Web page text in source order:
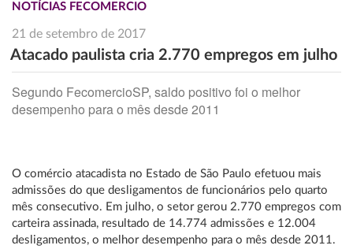
NOTÍCIAS FECOMERCIO
21 de setembro de 2017
Atacado paulista cria 2.770 empregos em julho
Segundo FecomercioSP, saldo positivo foi o melhor
desempenho para o mês desde 2011
O comércio atacadista no Estado de São Paulo efetuou mais
admissões do que desligamentos de funcionários pelo quarto
mês consecutivo. Em julho, o setor gerou 2.770 empregos com
carteira assinada, resultado de 14.774 admissões e 12.004
desligamentos, o melhor desempenho para o mês desde 2011.